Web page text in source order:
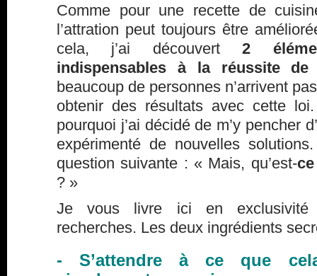
Comme pour une recette de
l’attration peut toujours être
cela, j’ai découvert2
indispensables à la réussite de
beaucoup de personnes n’arrivent
obtenir des résultats avec cette
pourquoi j’ai décidé de m’y pencher
expérimenté de nouvelles
question suivante : « Mais, qu’est-
? »
Je vous livre ici en
recherches. Les deux ingrédients
- S’attendre à ce que